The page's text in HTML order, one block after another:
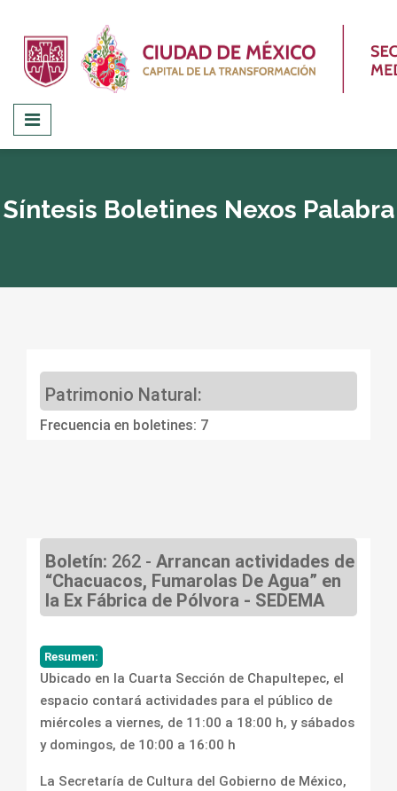
Síntesis Boletines Nexos Palabra
Patrimonio Natural:
Frecuencia en boletines: 7
Boletín: 262 - Arrancan actividades de
“Chacuacos, Fumarolas De Agua” en
la Ex Fábrica de Pólvora - SEDEMA
Resumen:
Ubicado en la Cuarta Sección de Chapultepec, el
espacio contará actividades para el público de
miércoles a viernes, de 11:00 a 18:00 h, y sábados
y domingos, de 10:00 a 16:00 h
La Secretaría de Cultura del Gobierno de México,